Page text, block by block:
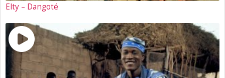
Elty – Dangoté